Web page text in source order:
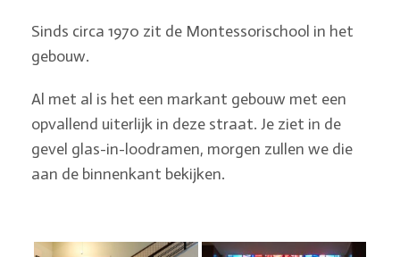
Sinds circa 1970 zit de Montessorischool in het
gebouw.
Al met al is het een markant gebouw met een
opvallend uiterlijk in deze straat. Je ziet in de
gevel glas-in-loodramen, morgen zullen we die
aan de binnenkant bekijken.